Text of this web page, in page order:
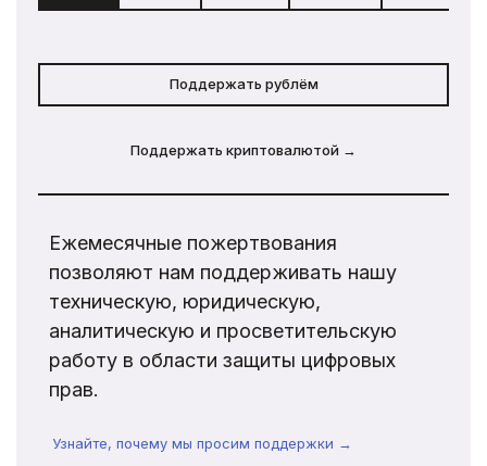
Поддержать рублём
Поддержать криптовалютой →
Ежемесячные пожертвования
позволяют нам поддерживать нашу
техническую, юридическую,
аналитическую и просветительскую
работу в области защиты цифровых
прав.
Узнайте, почему мы просим поддержки →